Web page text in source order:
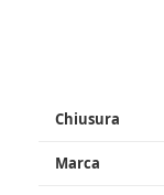
Chiusura
Marca